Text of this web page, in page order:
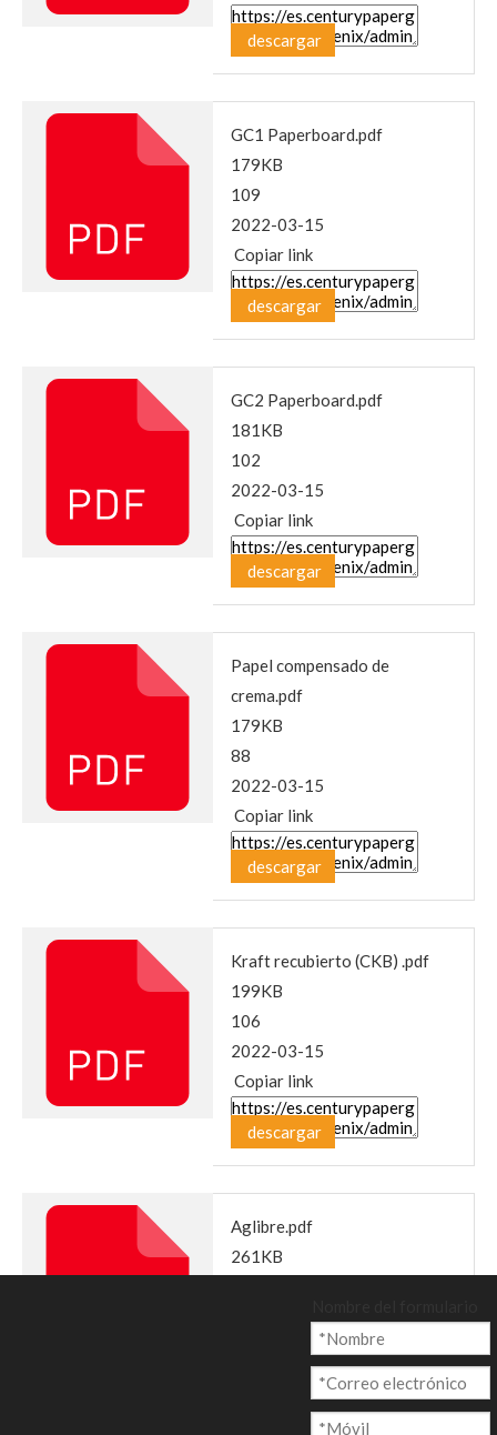
descargar
GC1 Paperboard.pdf
179KB
109
2022-03-15
Copiar link
descargar
GC2 Paperboard.pdf
181KB
102
2022-03-15
Copiar link
descargar
Papel compensado de
crema.pdf
179KB
88
2022-03-15
Copiar link
descargar
Kraft recubierto (CKB) .pdf
199KB
106
2022-03-15
Copiar link
descargar
Aglibre.pdf
261KB
descargar